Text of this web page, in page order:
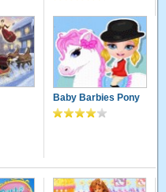
Baby Barbies Pony